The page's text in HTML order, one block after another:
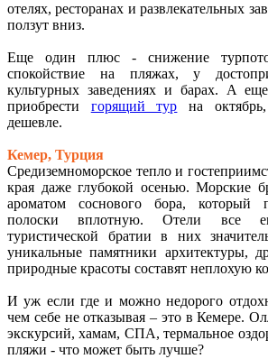
отелях, ресторанах и развлекательных
ползут вниз.
Еще один плюс - снижение
спокойствие на пляжах, у
культурных заведениях и барах. А
приобрести горящий тур на
дешевле.
Кемер, Турция
Средиземноморское тепло и
края даже глубокой осенью. Морские
ароматом соснового бора, который
полоски вплотную. Отели все
туристической братии в них
уникальные памятники архитектуры,
природные красоты составят неплохую
И уж если где и можно недорого
чем себе не отказывая – это в Кемере.
экскурсий, хамам, СПА, термальное
пляжи - что может быть лучше?